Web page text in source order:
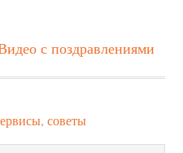
с поздравлениями
,советы